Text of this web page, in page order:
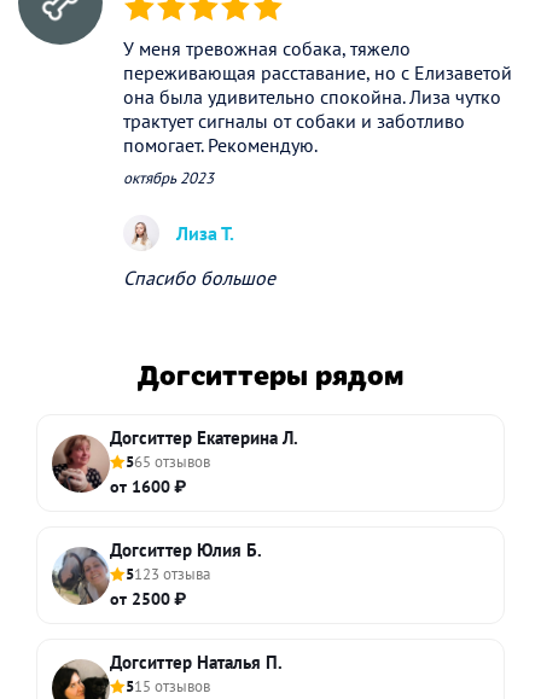
(*) (*) (*) (*) (*)
У меня тревожная собака, тяжело
переживающая расставание, но с Елизаветой
она была удивительно спокойна. Лиза чутко
трактует сигналы от собаки и заботливо
помогает. Рекомендую.
октябрь 2023
Лиза Т.
Спасибо большое
Догситтеры рядом
Догситтер Екатерина Л.
565 отзывов
от 1600 ₽
Догситтер Юлия Б.
5123 отзыва
от 2500 ₽
Догситтер Наталья П.
515 отзывов